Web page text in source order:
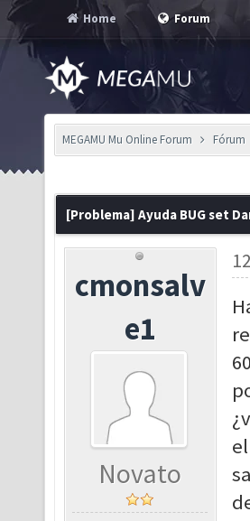
Home Forum
MEGAMU Mu Online Forum Fórum
[Problema] Ayuda BUG set
cmonsalv
e1
Novato